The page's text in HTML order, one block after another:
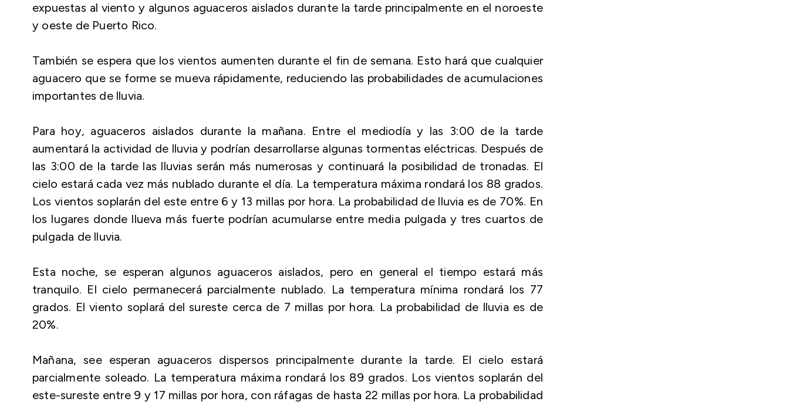
expuestas al viento y algunos aguaceros aislados durante la tarde principalmente en el noroeste
y oeste de Puerto Rico.
También se espera que los vientos aumenten durante el fin de semana. Esto hará que cualquier
aguacero que se forme se mueva rápidamente, reduciendo las probabilidades de acumulaciones
importantes de lluvia.
Para hoy, aguaceros aislados durante la mañana. Entre el mediodía y las 3:00 de la tarde
aumentará la actividad de lluvia y podrían desarrollarse algunas tormentas eléctricas. Después de
las 3:00 de la tarde las lluvias serán más numerosas y continuará la posibilidad de tronadas. El
cielo estará cada vez más nublado durante el día. La temperatura máxima rondará los 88 grados.
Los vientos soplarán del este entre 6 y 13 millas por hora. La probabilidad de lluvia es de 70%. En
los lugares donde llueva más fuerte podrían acumularse entre media pulgada y tres cuartos de
pulgada de lluvia.
Esta noche, se esperan algunos aguaceros aislados, pero en general el tiempo estará más
tranquilo. El cielo permanecerá parcialmente nublado. La temperatura mínima rondará los 77
grados. El viento soplará del sureste cerca de 7 millas por hora. La probabilidad de lluvia es de
20%.
Mañana, see esperan aguaceros dispersos principalmente durante la tarde. El cielo estará
parcialmente soleado. La temperatura máxima rondará los 89 grados. Los vientos soplarán del
este-sureste entre 9 y 17 millas por hora, con ráfagas de hasta 22 millas por hora. La probabilidad